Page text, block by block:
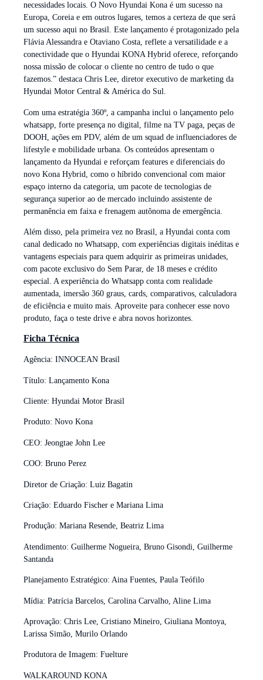
necessidades locais. O Novo Hyundai Kona é um sucesso na
Europa, Coreia e em outros lugares, temos a certeza de que será
um sucesso aqui no Brasil. Este lançamento é protagonizado pela
Flávia Alessandra e Otaviano Costa, reflete a versatilidade e a
conectividade que o Hyundai KONA Hybrid oferece, reforçando
nossa missão de colocar o cliente no centro de tudo o que
fazemos.” destaca Chris Lee, diretor executivo de marketing da
Hyundai Motor Central & América do Sul.
Com uma estratégia 360º, a campanha inclui o lançamento pelo
whatsapp, forte presença no digital, filme na TV paga, peças de
DOOH, ações em PDV, além de um squad de influenciadores de
lifestyle e mobilidade urbana. Os conteúdos apresentam o
lançamento da Hyundai e reforçam features e diferenciais do
novo Kona Hybrid, como o híbrido convencional com maior
espaço interno da categoria, um pacote de tecnologias de
segurança superior ao de mercado incluindo assistente de
permanência em faixa e frenagem autônoma de emergência.
Além disso, pela primeira vez no Brasil, a Hyundai conta com
canal dedicado no Whatsapp, com experiências digitais inéditas e
vantagens especiais para quem adquirir as primeiras unidades,
com pacote exclusivo do Sem Parar, de 18 meses e crédito
especial. A experiência do Whatsapp conta com realidade
aumentada, imersão 360 graus, cards, comparativos, calculadora
de eficiência e muito mais. Aproveite para conhecer esse novo
produto, faça o teste drive e abra novos horizontes.
Ficha Técnica
Agência: INNOCEAN Brasil
Título: Lançamento Kona
Cliente: Hyundai Motor Brasil
Produto: Novo Kona
CEO: Jeongtae John Lee
COO: Bruno Perez
Diretor de Criação: Luiz Bagatin
Criação: Eduardo Fischer e Mariana Lima
Produção: Mariana Resende, Beatriz Lima
Atendimento: Guilherme Nogueira, Bruno Gisondi, Guilherme
Santanda
Planejamento Estratégico: Aina Fuentes, Paula Teófilo
Mídia: Patrícia Barcelos, Carolina Carvalho, Aline Lima
Aprovação: Chris Lee, Cristiano Mineiro, Giuliana Montoya,
Larissa Simão, Murilo Orlando
Produtora de Imagem: Fuelture
WALKAROUND KONA